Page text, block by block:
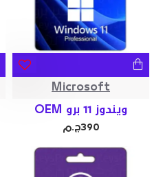
Microsoft
ويندوز 11 برو OEM
390ج.م